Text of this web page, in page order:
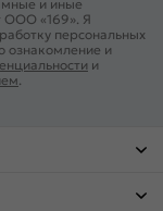
и иные
ООО «169». Я
персональных
ознакомление и
и
.